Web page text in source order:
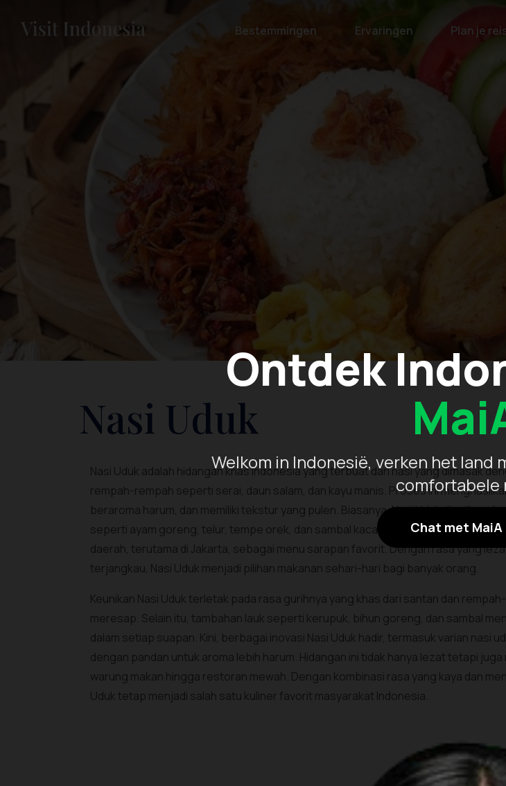
Ontdek
Welkom in Indonesië, verken het land
comfortabele
Chat met MaiA
Bestemmingen Ervaringen Plan je
Nasi Uduk
Nasi Uduk adalah hidangan khas Indonesia yang terbuat dari nasi yang dimasak
rempah-rempah seperti serai, daun salam, dan kayu manis. Proses ini
beraroma harum, dan memiliki tekstur yang pulen. Biasanya, Nasi Uduk disajikan
seperti ayam goreng, telur, tempe orek, dan sambal kacang. Hidangan ini sering
daerah, terutama di Jakarta, sebagai menu sarapan favorit. Dengan rasa yang
terjangkau, Nasi Uduk menjadi pilihan makanan sehari-hari bagi banyak orang.
Keunikan Nasi Uduk terletak pada rasa gurihnya yang khas dari santan dan
meresap. Selain itu, tambahan lauk seperti kerupuk, bihun goreng, dan sambal
dalam setiap suapan. Kini, berbagai inovasi Nasi Uduk hadir, termasuk varian nasi
dengan pandan untuk aroma lebih harum. Hidangan ini tidak hanya lezat tetapi juga
warung makan hingga restoran mewah. Dengan kombinasi rasa yang kaya dan
Uduk tetap menjadi salah satu kuliner favorit masyarakat Indonesia.